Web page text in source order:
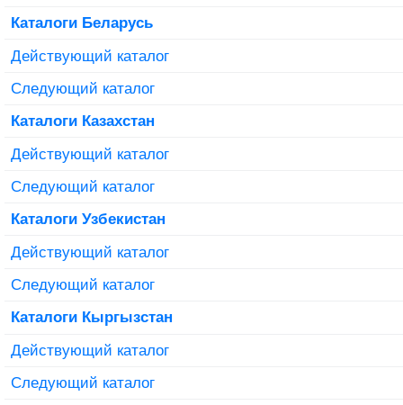
Каталоги Беларусь
Действующий каталог
Следующий каталог
Каталоги Казахстан
Действующий каталог
Следующий каталог
Каталоги Узбекистан
Действующий каталог
Следующий каталог
Каталоги Кыргызстан
Действующий каталог
Следующий каталог